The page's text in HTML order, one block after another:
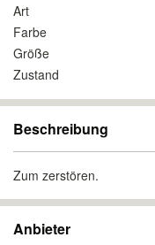
Art
Farbe
Größe
Zustand
Beschreibung
Zum zerstören.
Anbieter